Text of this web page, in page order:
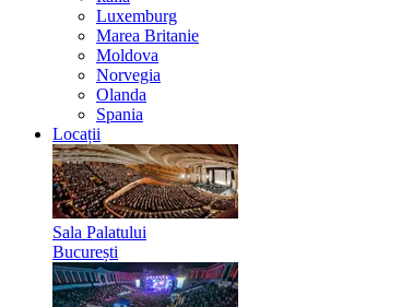
Luxemburg
Marea Britanie
Moldova
Norvegia
Olanda
Spania
Locații
Sala Palatului
București